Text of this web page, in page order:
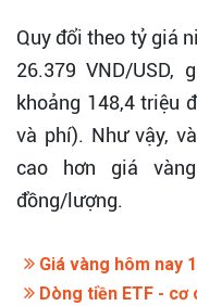
Quy đổi theo tỷ giá
26.379 VND/USD,
khoảng 148,4 triệu
và phí). Như vậy,
cao hơn giá
đồng/lượng.
Giá vàng hôm nay
Dòng tiền ETF -